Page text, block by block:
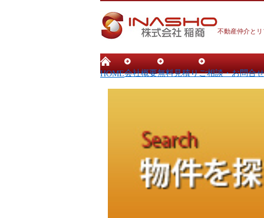
不動産仲介と
HOME会社概要無料見積りご相談・お問合せ